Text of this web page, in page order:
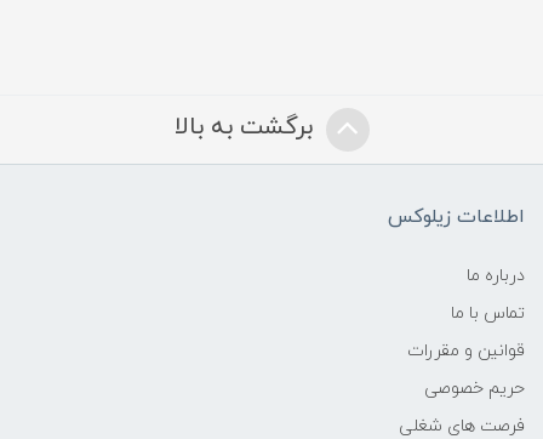
برگشت به بالا
اطلاعات زیلوکس
درباره ما
تماس با ما
قوانین و مقررات
حریم خصوصی
فرصت های شغلی